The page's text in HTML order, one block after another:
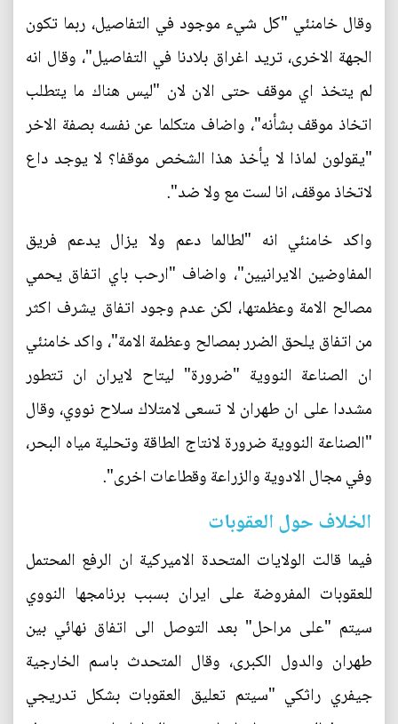
وقال خامنئي "كل شيء موجود في التفاصيل، ربما تكون
الجهة الاخرى، تريد اغراق بلادنا في التفاصيل"، وقال انه
لم يتخذ اي موقف حتى الان لان "ليس هناك ما يتطلب
اتخاذ موقف بشأنه"، واضاف متكلما عن نفسه بصفة الاخر
"يقولون لماذا لا يأخذ هذا الشخص موقفا؟ لا يوجد داع
لاتخاذ موقف، انا لست مع ولا ضد".
واكد خامنئي انه "لطالما دعم ولا يزال يدعم فريق
المفاوضين الايرانيين"، واضاف "ارحب باي اتفاق يحمي
مصالح الامة وعظمتها، لكن عدم وجود اتفاق يشرف اكثر
من اتفاق يلحق الضرر بمصالح وعظمة الامة"، واكد خامنئي
ان الصناعة النووية "ضرورة" ليتاح لايران ان تتطور
مشددا على ان طهران لا تسعى لامتلاك سلاح نووي، وقال
"الصناعة النووية ضرورة لانتاج الطاقة وتحلية مياه البحر،
وفي مجال الادوية والزراعة وقطاعات اخرى".
الخلاف حول العقوبات
فيما قالت الولايات المتحدة الاميركية ان الرفع المحتمل
للعقوبات المفروضة على ايران بسبب برنامجها النووي
سيتم "على مراحل" بعد التوصل الى اتفاق نهائي بين
طهران والدول الكبرى، وقال المتحدث باسم الخارجية
جيفري راثكي "سيتم تعليق العقوبات بشكل تدريجي